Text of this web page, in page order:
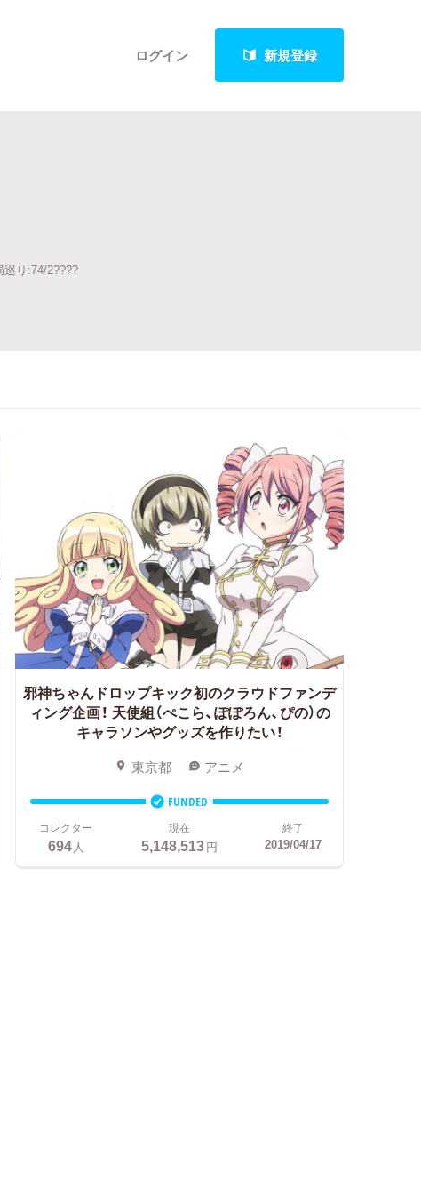
ログイン 新規登録
最新進捗報告から探す
巡り:74/2????
邪神ちゃんドロップキック初のクラウドファンデ
ィング企画！ 天使組（ぺこら、ぽぽろん、ぴの）の
キャラソンやグッズを作りたい！
東京都 アニメ
FUNDED
コレクター
694人
現在
5,148,513円
終了
2019/04/17